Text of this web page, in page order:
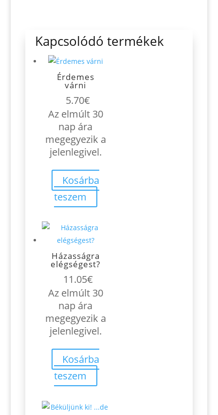
Kapcsolódó termékek
Érdemes
várni
5.70€
Az elmúlt 30
nap ára
megegyezik a
jelenlegivel.
Kosárba
teszem
Házasságra
elégségest?
11.05€
Az elmúlt 30
nap ára
megegyezik a
jelenlegivel.
Kosárba
teszem